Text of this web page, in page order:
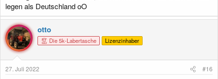
legen als Deutschland oO
otto
Die 5k-Labertasche Lizenzinhaber
27. Juli 2022 #16